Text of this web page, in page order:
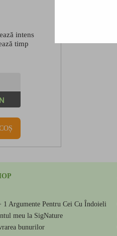
intens
timp
1 Argumente Pentru Cei Cu Îndoieli
meu la SigNature
bunurilor